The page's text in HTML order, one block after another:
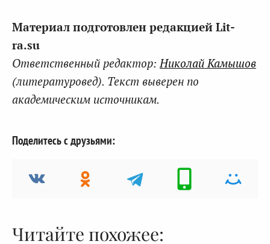
Материал подготовлен редакцией Lit-
ra.su
Ответственный редактор:Николай Камышов
(литературовед). Текст выверен по
академическим источникам.
Поделитесь с друзьями:
Читайте похожее: